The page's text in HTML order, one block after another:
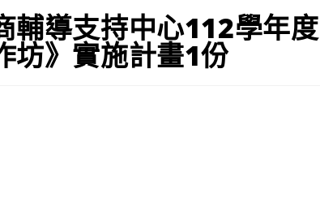
輔導支持中心112學年度
坊》實施計畫1份